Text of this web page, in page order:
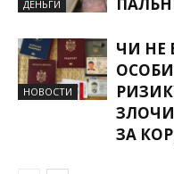
ДЕНЬГИ
НОВОСТИ
ЧИ НЕ
ЗА